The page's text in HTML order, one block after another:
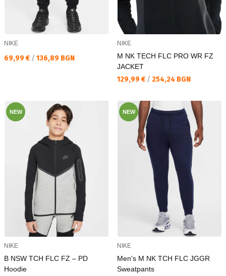
NIKE
Текуща цена:
69,99 € / 136,89 BGN
NIKE
M NK TECH FLC PRO WR FZ
JACKET
Текуща цена:
129,99 € / 254,24 BGN
NEW
NIKE
B NSW TCH FLC FZ – PD
Hoodie
NEW
NIKE
Men's M NK TCH FLC JGGR
Sweatpants